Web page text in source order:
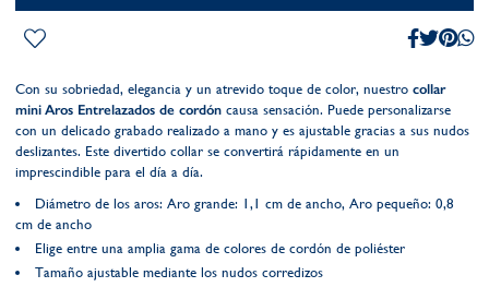
Con su sobriedad, elegancia y un atrevido toque de color, nuestro collar
mini Aros Entrelazados de cordón causa sensación. Puede personalizarse
con un delicado grabado realizado a mano y es ajustable gracias a sus nudos
deslizantes. Este divertido collar se convertirá rápidamente en un
imprescindible para el día a día.
Diámetro de los aros: Aro grande: 1,1 cm de ancho, Aro pequeño: 0,8
cm de ancho
Elige entre una amplia gama de colores de cordón de poliéster
Tamaño ajustable mediante los nudos corredizos